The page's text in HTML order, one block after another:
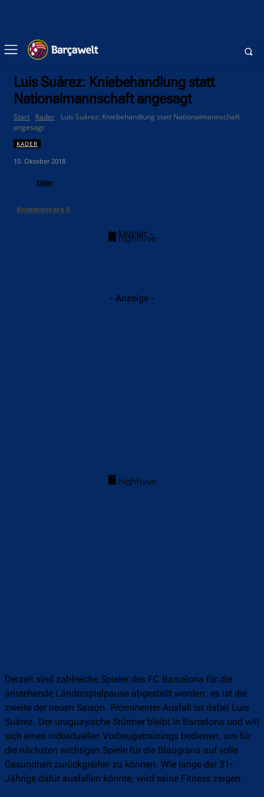
Luis Suárez: Kniebehandlung statt
Nationalmannschaft angesagt
Start Kader
Luis Suárez: Kniebehandlung statt Nationalmannschaft
angesagt
KADER
10. Oktober 2018
Eldar
Kommentare0
- Anzeige -
- Anzeige -
Derzeit sind zahlreiche Spieler des FC Barcelona für die
anstehende Länderspielpause abgestellt worden, es ist die
zweite der neuen Saison. Prominenter Ausfall ist dabei Luis
Suárez. Der uruguayische Stürmer bleibt in Barcelona und will
sich eines individuellen Vorbeugetrainings bedienen, um für
die nächsten wichtigen Spiele für die Blaugrana auf volle
Gesundheit zurückgreifen zu können. Wie lange der 31-
Jährige dafür ausfallen könnte, wird seine Fitness zeigen.